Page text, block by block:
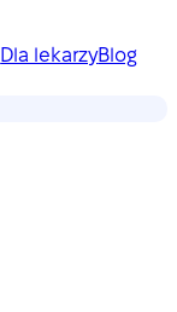
Dla lekarzyBlog